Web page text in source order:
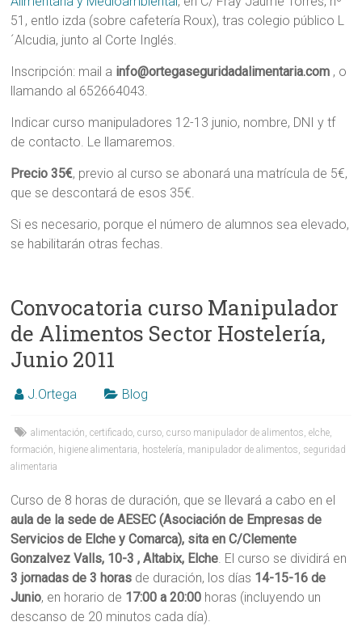
51, entlo izda (sobre cafetería Roux), tras colegio público L
´Alcudia, junto al Corte Inglés.
Inscripción: mail a info@ortegaseguridadalimentaria.com , o
llamando al 652664043.
Indicar curso manipuladores 12-13 junio, nombre, DNI y tf
de contacto. Le llamaremos.
Precio 35€, previo al curso se abonará una matrícula de 5€,
que se descontará de esos 35€.
Si es necesario, porque el número de alumnos sea elevado,
se habilitarán otras fechas.
Convocatoria curso Manipulador
de Alimentos Sector Hostelería,
Junio 2011
J.Ortega Blog
alimentación,certificado,curso,curso manipulador de alimentos,elche,
formación, higiene alimentaria, hostelería, manipulador de alimentos, seguridad
alimentaria
Curso de 8 horas de duración, que se llevará a cabo en el
aula de la sede de AESEC (Asociación de Empresas de
Servicios de Elche y Comarca), sita en C/Clemente
Gonzalvez Valls, 10-3 , Altabix, Elche. El curso se dividirá en
3 jornadas de 3 horas de duración, los días 14-15-16 de
Junio, en horario de 17:00 a 20:00 horas (incluyendo un
descanso de 20 minutos cada día).